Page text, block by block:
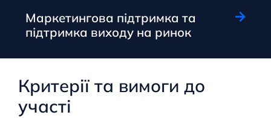
Маркетингова підтримка та
підтримка виходу на ринок
Критерії та вимоги до
участі